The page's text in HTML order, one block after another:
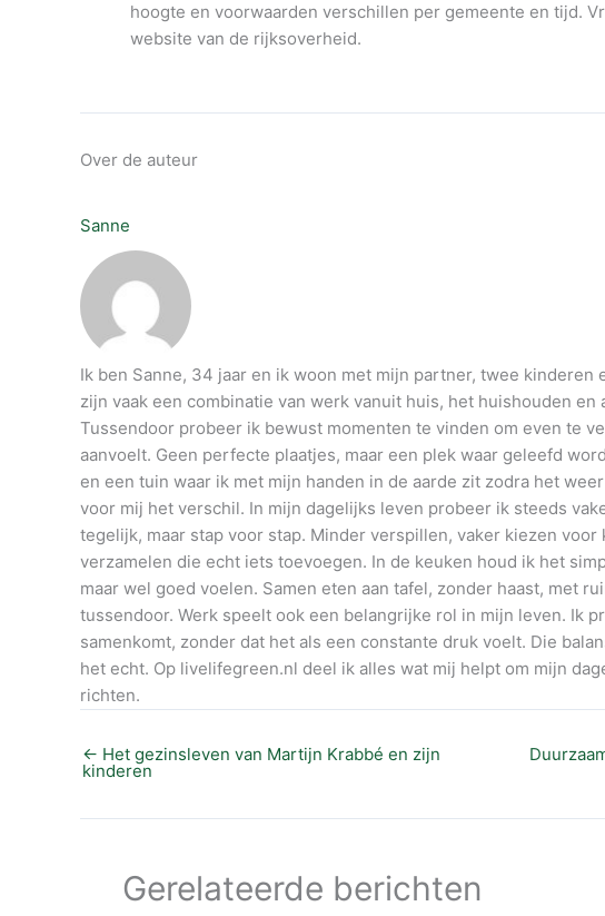
hoogte en voorwaarden verschillen per gemeente en tijd.
website van de rijksoverheid.
Over de auteur
Sanne
Ik ben Sanne, 34 jaar en ik woon met mijn partner, twee kinderen
zijn vaak een combinatie van werk vanuit huis, het huishouden
Tussendoor probeer ik bewust momenten te vinden om even te
aanvoelt. Geen perfecte plaatjes, maar een plek waar geleefd
en een tuin waar ik met mijn handen in de aarde zit zodra het
voor mij het verschil. In mijn dagelijks leven probeer ik steeds
tegelijk, maar stap voor stap. Minder verspillen, vaker kiezen
verzamelen die echt iets toevoegen. In de keuken houd ik het
maar wel goed voelen. Samen eten aan tafel, zonder haast, met
tussendoor. Werk speelt ook een belangrijke rol in mijn leven. Ik
samenkomt, zonder dat het als een constante druk voelt. Die
het echt. Op livelifegreen.nl deel ik alles wat mij helpt om mijn
richten.
← Het gezinsleven van Martijn Krabbé en zijn
kinderen
Gerelateerde berichten